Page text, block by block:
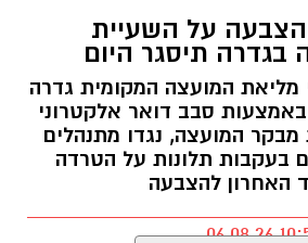
על השעיית
תיסגר היום
מליאת המועצה המקומית גדרה
סבב דואר אלקטרוני
המועצה, נגדו מתנהלים
בעקבות תלונות על הטרדה
האחרון להצבעה